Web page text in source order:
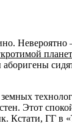
Этот
Кстати, ГГ